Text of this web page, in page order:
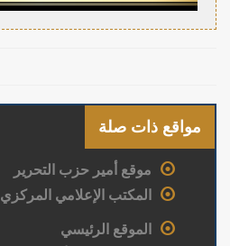
مواقع ذات صلة
موقع أمير حزب التحرير
المكتب الإعلامي المركزي
الموقع الرئيسي